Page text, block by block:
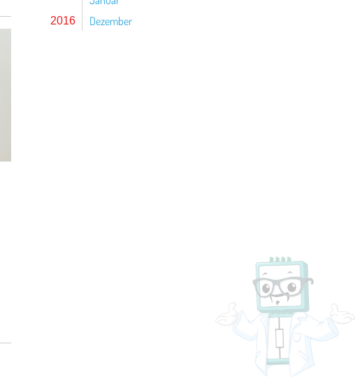
2016 Dezember